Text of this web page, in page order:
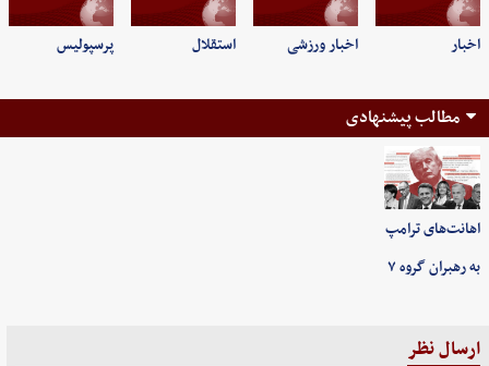
اخبار اخبار ورزشی استقلال پرسپولیس
مطالب پیشنهادی
اهانت‌های ترامپ
به رهبران گروه ۷
ارسال نظر